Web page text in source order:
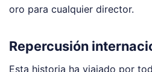
oro para cualquier director.
Repercusión
Esta historia ha viajado por